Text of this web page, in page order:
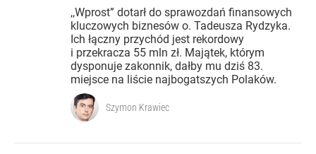
,,Wprost” dotarł do sprawozdań finansowych
kluczowych biznesów o. Tadeusza Rydzyka.
Ich łączny przychód jest rekordowy
i przekracza 55 mln zł. Majątek, którym
dysponuje zakonnik, dałby mu dziś 83.
miejsce na liście najbogatszych Polaków.
Szymon Krawiec